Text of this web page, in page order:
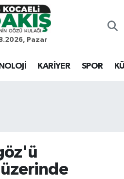
Pazar
KARİYER SPOR